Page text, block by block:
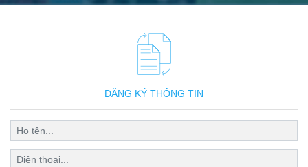
ĐĂNG KÝ THÔNG TIN